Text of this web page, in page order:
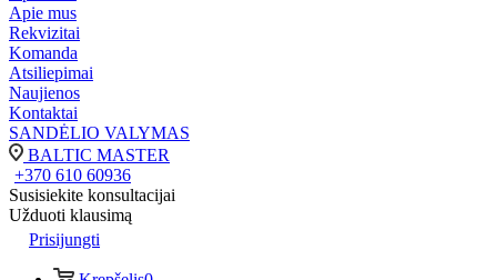
Apie mus
Rekvizitai
Komanda
Atsiliepimai
Naujienos
Kontaktai
SANDĖLIO VALYMAS
BALTIC MASTER
+370 610 60936
Susisiekite konsultacijai
Užduoti klausimą
Prisijungti